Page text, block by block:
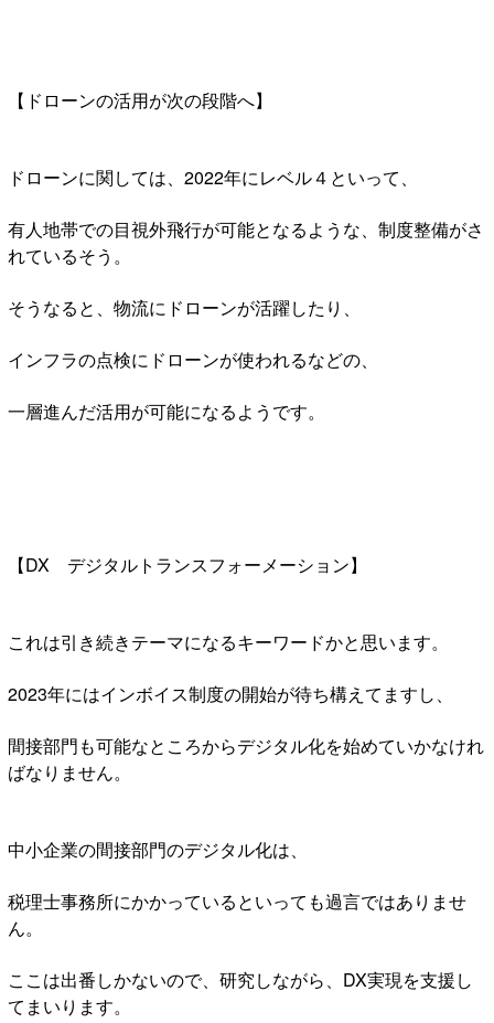
【ドローンの活用が次の段階へ】
ドローンに関しては、2022年にレベル４といって、
有人地帯での目視外飛行が可能となるような、制度整備がさ
れているそう。
そうなると、物流にドローンが活躍したり、
インフラの点検にドローンが使われるなどの、
一層進んだ活用が可能になるようです。
【DX デジタルトランスフォーメーション】
これは引き続きテーマになるキーワードかと思います。
2023年にはインボイス制度の開始が待ち構えてますし、
間接部門も可能なところからデジタル化を始めていかなけれ
ばなりません。
中小企業の間接部門のデジタル化は、
税理士事務所にかかっているといっても過言ではありませ
ん。
ここは出番しかないので、研究しながら、DX実現を支援し
てまいります。